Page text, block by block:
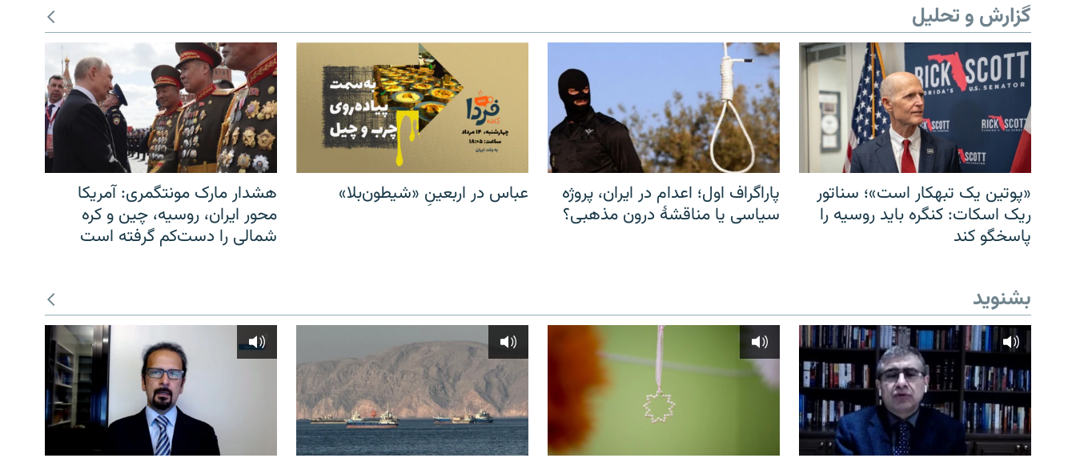
گزارش و تحلیل
«پوتین یک تبهکار است»؛ سناتور
ریک اسکات: کنگره باید روسیه را
پاسخگو کند
پاراگراف اول؛ اعدام در ایران، پروژه
سیاسی یا مناقشهٔ درون مذهبی؟
عباس در اربعینِ «شیطون‌بلا»
هشدار مارک مونتگمری: آمریکا
محور ایران، روسیه، چین و کره
شمالی را دست‌کم گرفته است
بشنوید